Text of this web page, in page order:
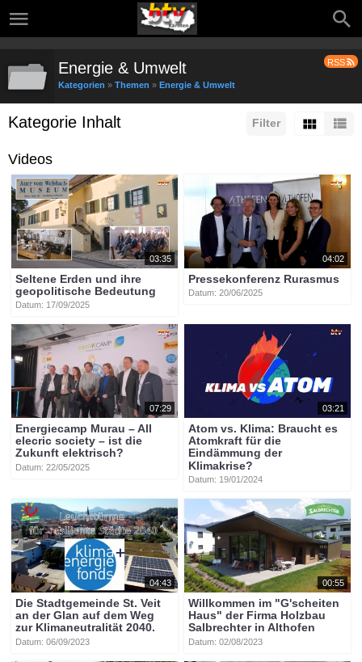
RSS
Energie & Umwelt
Kategorien » Themen » Energie & Umwelt
Filter
Kategorie Inhalt
Videos
03:35
Seltene Erden und ihre
geopolitische Bedeutung
Datum: 17/09/2025
04:02
Pressekonferenz Rurasmus
Datum: 20/06/2025
07:29
Energiecamp Murau – All
elecric society – ist die
Zukunft elektrisch?
Datum: 22/05/2025
03:21
Atom vs. Klima: Braucht es
Atomkraft für die
Eindämmung der
Klimakrise?
Datum: 19/01/2024
04:43
Die Stadtgemeinde St. Veit
an der Glan auf dem Weg
zur Klimaneutralität 2040.
Datum: 06/09/2023
00:55
Willkommen im "G'scheiten
Haus" der Firma Holzbau
Salbrechter in Althofen
Datum: 02/08/2023